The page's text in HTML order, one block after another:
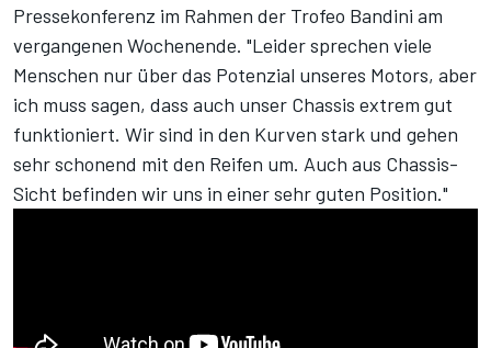
Pressekonferenz im Rahmen der Trofeo Bandini am
vergangenen Wochenende. "Leider sprechen viele
Menschen nur über das Potenzial unseres Motors, aber
ich muss sagen, dass auch unser Chassis extrem gut
funktioniert. Wir sind in den Kurven stark und gehen
sehr schonend mit den Reifen um. Auch aus Chassis-
Sicht befinden wir uns in einer sehr guten Position."